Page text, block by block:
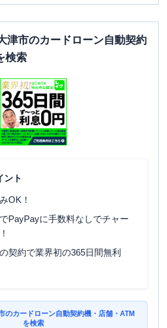
津市のカードローン自動契約
検索
ント
OK！
PayPayに手数料なしでチャー
契約で業界初の365日間無利
のカードローン自動契約機・店舗・ATM
を検索